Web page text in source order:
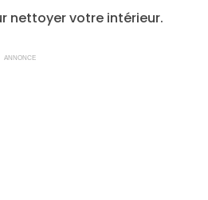
nettoyer votre intérieur.
ANNONCE